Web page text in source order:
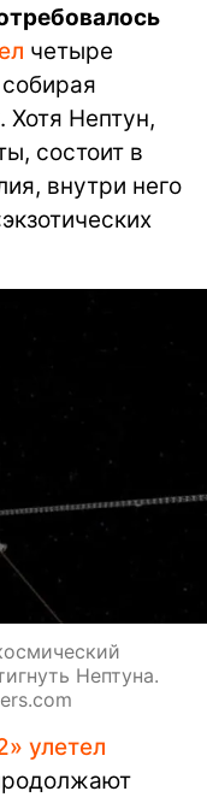
четыре
Хотя Нептун,
состоит в
внутри него
Нептуна.
улетел